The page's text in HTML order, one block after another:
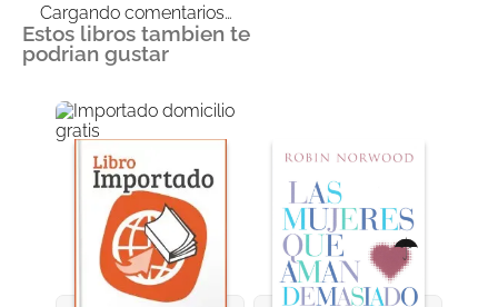
Cargando comentarios…
Estos libros tambien te
podrian gustar